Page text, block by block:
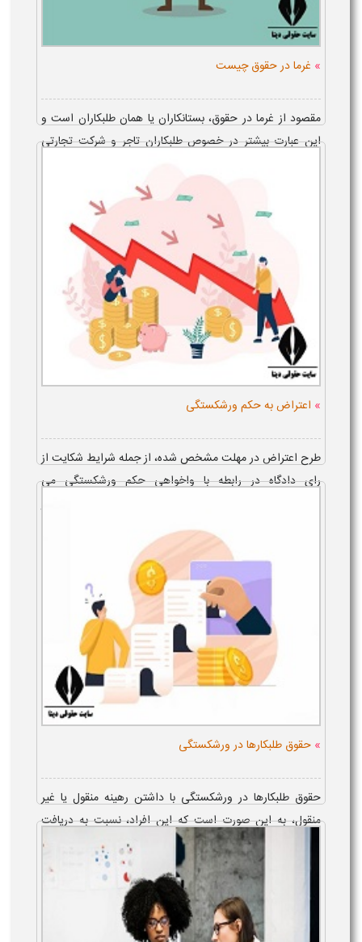
» غرما در حقوق چیست
مقصود از غرما در حقوق، بستانکاران یا همان طلبکاران است و
این عبارت بیشتر در خصوص طلبکاران تاجر و شرکت تجارتی
» اعتراض به حکم ورشکستگی
طرح اعتراض در مهلت مشخص شده، از جمله شرایط شکایت از
رای دادگاه در رابطه با واخواهی حکم ورشکستگی می
» حقوق طلبکارها در ورشکستگی
حقوق طلبکارها در ورشکستگی با داشتن رهینه منقول یا غیر
منقول، به این صورت است که این افراد، نسبت به دریافت
وجوه حاصل از فروش مال مرهونه دارای اولویت می
باشند. حقوق طلبکارها در تقسیم و فر...